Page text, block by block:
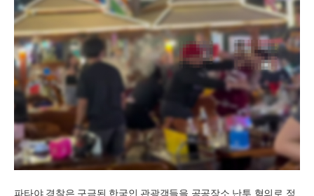
파타야 경찰은 구금된 한국인 관광객들을 공공장소 난투 혐의로 정